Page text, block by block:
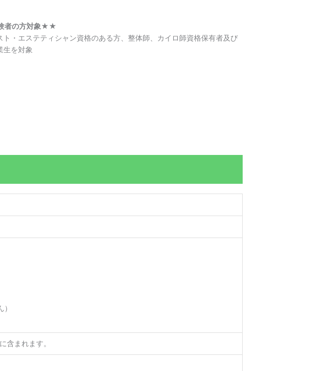
者の方対象★★
ト・エステティシャン資格のある方、整体師、カイロ師資格保有者及び
生を対象
含まれます。